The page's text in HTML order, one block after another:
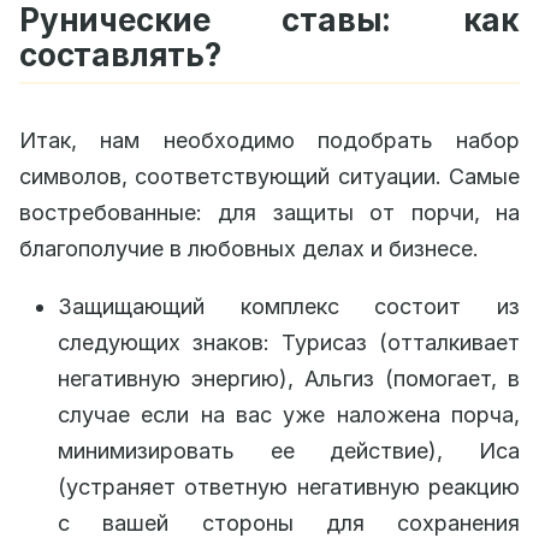
Рунические ставы: как
составлять?
Итак, нам необходимо подобрать набор
символов, соответствующий ситуации. Самые
востребованные: для защиты от порчи, на
благополучие в любовных делах и бизнесе.
Защищающий комплекс состоит из
следующих знаков: Турисаз (отталкивает
негативную энергию), Альгиз (помогает, в
случае если на вас уже наложена порча,
минимизировать ее действие), Иса
(устраняет ответную негативную реакцию
с вашей стороны для сохранения